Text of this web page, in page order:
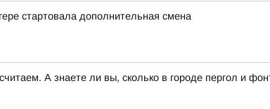
стартовала дополнительная смена
А знаете ли вы, сколько в городе пергол и